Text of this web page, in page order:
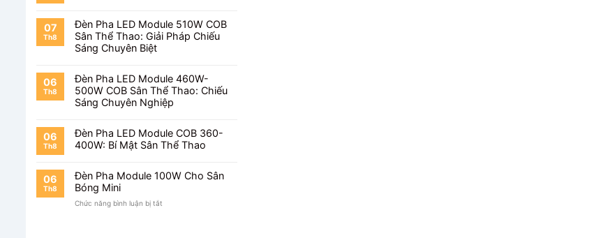
07
Th8
Đèn Pha LED Module 510W COB
Sân Thể Thao: Giải Pháp Chiếu
Sáng Chuyên Biệt
06
Th8
Đèn Pha LED Module 460W-
500W COB Sân Thể Thao: Chiếu
Sáng Chuyên Nghiệp
06
Th8
Đèn Pha LED Module COB 360-
400W: Bí Mật Sân Thể Thao
06
Th8
Đèn Pha Module 100W Cho Sân
Bóng Mini
Chức năng bình luận bị tắt